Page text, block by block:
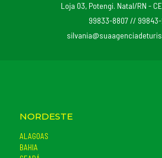
Loja 03, Potengi. Natal/RN -
99833-8807 // 99843-
NORDESTE
ALAGOAS
BAHIA